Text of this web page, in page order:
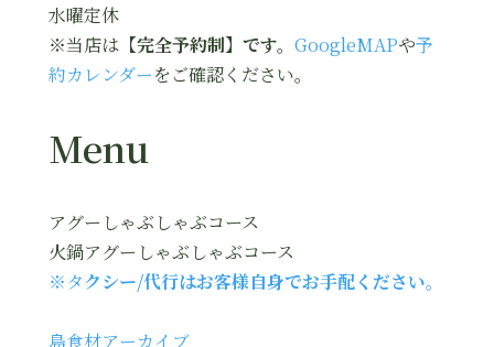
水曜定休
※当店は 【完全予約制】です。 GoogleMAPや予
約カレンダーをご確認ください。
Menu
アグーしゃぶしゃぶコース
火鍋アグーしゃぶしゃぶコース
※タクシー/代行はお客様自身でお手配ください。
島食材アーカイブ